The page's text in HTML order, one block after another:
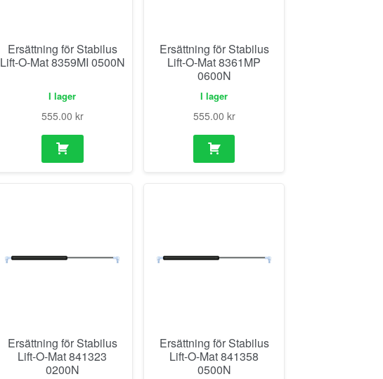
Ersättning för Stabilus
Lift-O-Mat 8359MI 0500N
I lager
555.00 kr
Ersättning för Stabilus
Lift-O-Mat 8361MP
0600N
I lager
555.00 kr
Ersättning för Stabilus
Lift-O-Mat 841323
0200N
Ersättning för Stabilus
Lift-O-Mat 841358
0500N